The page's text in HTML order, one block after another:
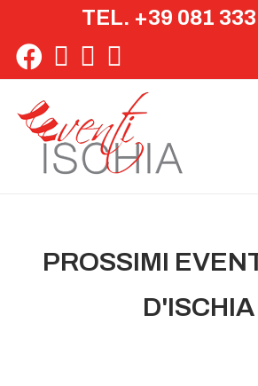
TEL. +39 081
PROSSIMI
D'ISCHIA